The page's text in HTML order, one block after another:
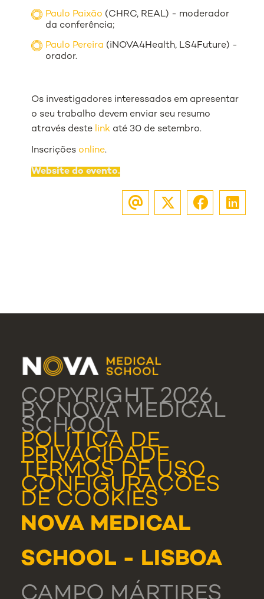
Paulo Paixão (CHRC, REAL) - moderador
da conferência;
Paulo Pereira (iNOVA4Health, LS4Future) -
orador.
Os investigadores interessados em apresentar
o seu trabalho devem enviar seu resumo
através deste link até 30 de setembro.
Inscrições online.
Website do evento.
COPYRIGHT 2026
BY NOVA MEDICAL
SCHOOL
POLÍTICA DE
PRIVACIDADE
TERMOS DE USO
CONFIGURAÇÕES
DE COOKIES
NOVA MEDICAL
SCHOOL - LISBOA
CAMPO MÁRTIRES